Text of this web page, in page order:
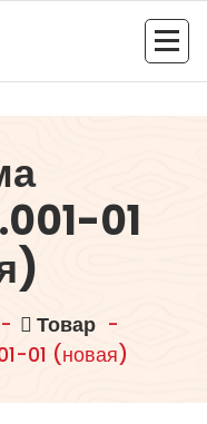
01
Товар-
01 (новая)